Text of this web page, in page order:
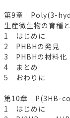
第9章 Poly(3-
生産微生物の育種
1 はじめに
2 PHBHの発見
3 PHBHの材料化
4 まとめ
5 おわりに
第10章 P(3HB-
1 はじめに